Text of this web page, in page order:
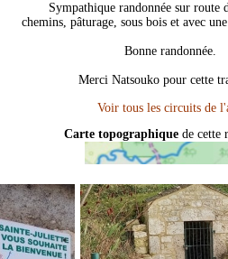
Sympathique randonnée sur route
chemins, pâturage, sous bois et avec
Bonne randonnée.
Merci Natsouko pour cette
Carte topographique de cette